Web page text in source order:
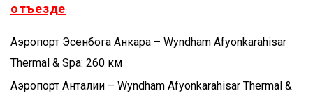
отъезде
Аэропорт Эсенбога Анкара – Wyndham Afyonkarahisar
Thermal & Spa: 260 км
Аэропорт Анталии – Wyndham Afyonkarahisar Thermal &